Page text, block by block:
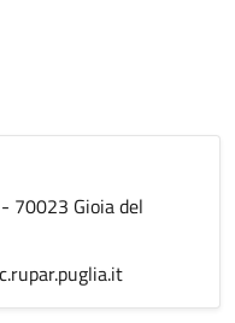
70023 Gioia del